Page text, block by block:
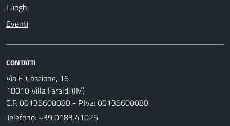
Luoghi
Eventi
CONTATTI
Via F. Cascione, 16
18010 Villa Faraldi (IM)
C.F. 00135600088 - P.Iva: 00135600088
Telefono: +39 0183 41025